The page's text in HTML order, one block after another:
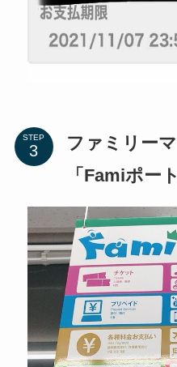
STEP
ファミリー
「Famiポー